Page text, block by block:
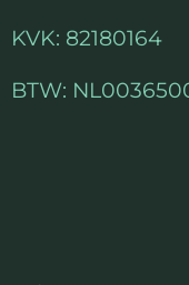
KVK: 82180164
BTW: